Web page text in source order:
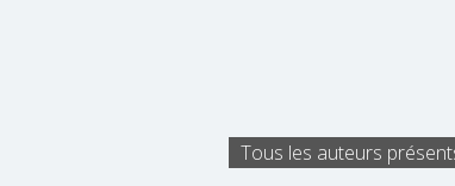
Tous les auteurs